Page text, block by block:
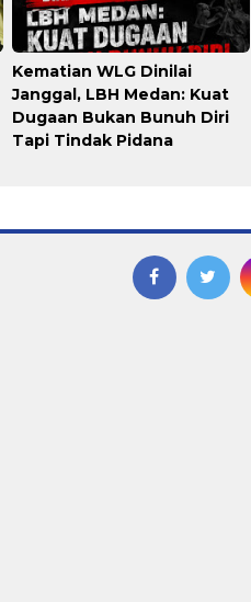
Kematian WLG Dinilai
Janggal, LBH Medan: Kuat
Dugaan Bukan Bunuh Diri
Tapi Tindak Pidana